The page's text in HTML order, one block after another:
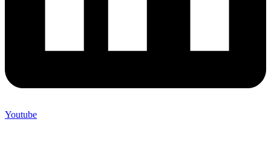
Youtube